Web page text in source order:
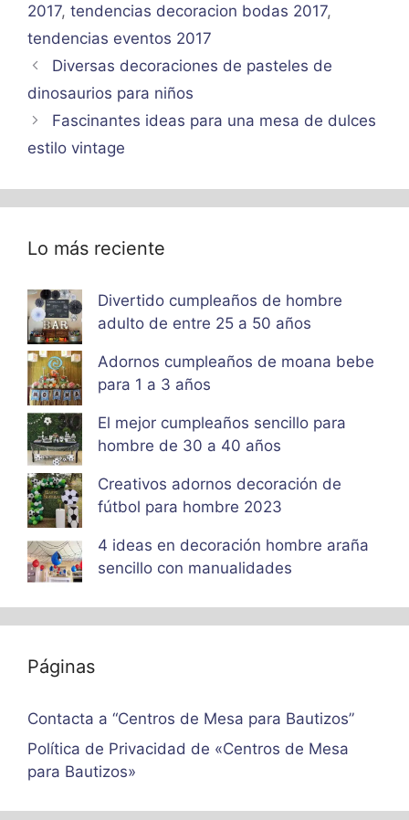
2017, tendencias decoracion bodas 2017,
tendencias eventos 2017
Diversas decoraciones de pasteles de
dinosaurios para niños
Fascinantes ideas para una mesa de dulces
estilo vintage
Lo más reciente
Divertido cumpleaños de hombre
adulto de entre 25 a 50 años
Adornos cumpleaños de moana bebe
para 1 a 3 años
El mejor cumpleaños sencillo para
hombre de 30 a 40 años
Creativos adornos decoración de
fútbol para hombre 2023
4 ideas en decoración hombre araña
sencillo con manualidades
Páginas
Contacta a “Centros de Mesa para Bautizos”
Política de Privacidad de «Centros de Mesa
para Bautizos»